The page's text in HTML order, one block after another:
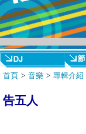
首頁 > 音樂 > 專輯介紹
告五人